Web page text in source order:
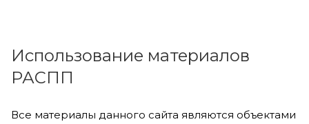
Использование материалов
РАСПП
Все материалы данного сайта являются объектами